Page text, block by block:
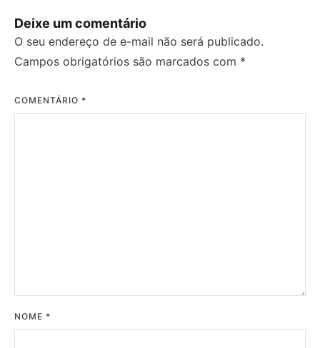
Deixe um comentário
O seu endereço de e-mail não será publicado.
Campos obrigatórios são marcados com *
COMENTÁRIO *
NOME *